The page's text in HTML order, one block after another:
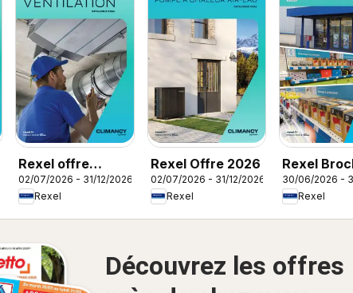
Rexel offre
ventilation
02/07/2026 - 31/12/2026
Rexel
Rexel Offre 2026
02/07/2026 - 31/12/2026
Rexel
Rexel
30/06/2026 -
Rexel
Découvrez les offres